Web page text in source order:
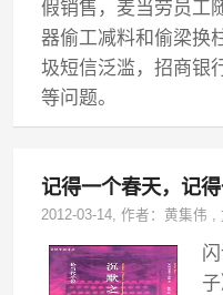
假销售，麦当劳员工
器偷工减料和偷梁换
圾短信泛滥，招商银
等问题。
记得一个春天，记
2012-03-14, 作者：黄集伟 ,